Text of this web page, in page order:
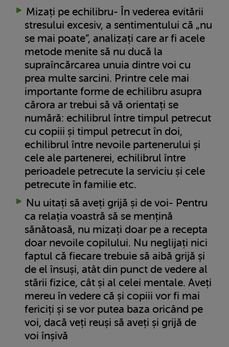
Mizați pe echilibru- În vederea evitării
stresului excesiv, a sentimentului că „nu
se mai poate”, analizați care ar fi acele
metode menite să nu ducă la
supraîncărcarea unuia dintre voi cu
prea multe sarcini. Printre cele mai
importante forme de echilibru asupra
cărora ar trebui să vă orientați se
numără: echilibrul între timpul petrecut
cu copiii și timpul petrecut în doi,
echilibrul între nevoile partenerului și
cele ale partenerei, echilibrul între
perioadele petrecute la serviciu și cele
petrecute în familie etc.
Nu uitați să aveți grijă și de voi- Pentru
ca relația voastră să se mențină
sănătoasă, nu mizați doar pe a recepta
doar nevoile copilului. Nu neglijați nici
faptul că fiecare trebuie să aibă grijă și
de el însuși, atât din punct de vedere al
stării fizice, cât și al celei mentale. Aveți
mereu în vedere că și copiii vor fi mai
fericiți și se vor putea baza oricând pe
voi, dacă veți reuși să aveți și grijă de
voi înșivă